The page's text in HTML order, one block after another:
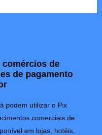
comércios de
de pagamento
podem utilizar o Pix
comerciais de
em lojas, hotéis,